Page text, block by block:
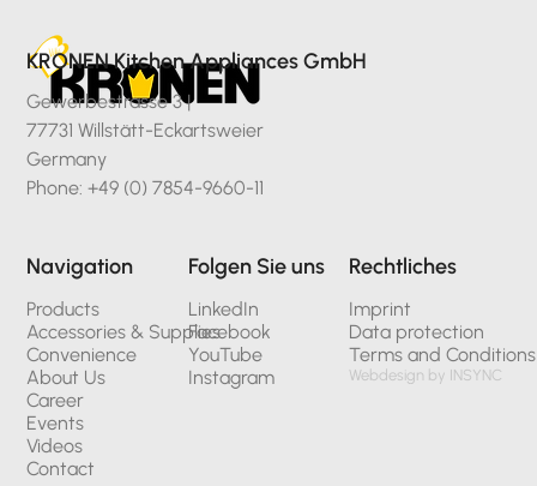
KRONEN Kitchen Appliances GmbH
Gewerbestrasse 3 |
77731 Willstätt-Eckartsweier
Germany
Phone: +49 (0) 7854-9660-11
Navigation
Products
Accessories & Supplies
Convenience
About Us
Career
Events
Videos
Contact
Folgen Sie uns
LinkedIn
Facebook
YouTube
Instagram
Rechtliches
Imprint
Data protection
Terms and Conditions
Webdesign by INSYNC